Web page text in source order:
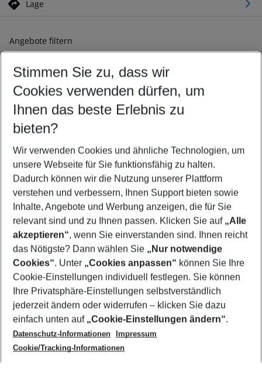
Lage
Angebote filtern
Ändern Sie Ihre Kriterien nach Ihren Wünschen
Abflughafen wählen
Beliebiger Abflughafen
Reisezeitraum wählen
10.08.26– 08.08.27 5-8 Nächte
2 Erwachsene Keine Kinder
Mehr Filter anzeigen
Footer
Footer navigation
Über uns
AGB
Cookie-Einstellungen ändern
Cookie-Richtlinie
Datenschutz
Service & Hilfe
Barrierefreies Reisen
Check-in
Folgen Sie uns
Stimmen Sie zu, dass wir
Cookies verwenden dürfen, um
Ihnen das beste Erlebnis zu
bieten?
Wir verwenden Cookies und ähnliche Technologien, um
unsere Webseite für Sie funktionsfähig zu halten.
Dadurch können wir die Nutzung unserer Plattform
verstehen und verbessern, Ihnen Support bieten sowie
Inhalte, Angebote und Werbung anzeigen, die für Sie
relevant sind und zu Ihnen passen. Klicken Sie auf „Alle
akzeptieren“, wenn Sie einverstanden sind. Ihnen reicht
das Nötigste? Dann wählen Sie „Nur notwendige
Cookies“. Unter „Cookies anpassen“ können Sie Ihre
Cookie-Einstellungen individuell festlegen. Sie können
Ihre Privatsphäre-Einstellungen selbstverständlich
jederzeit ändern oder widerrufen – klicken Sie dazu
einfach unten auf „Cookie-Einstellungen ändern“.
Datenschutz-Informationen
Impressum
Cookie/Tracking-Informationen